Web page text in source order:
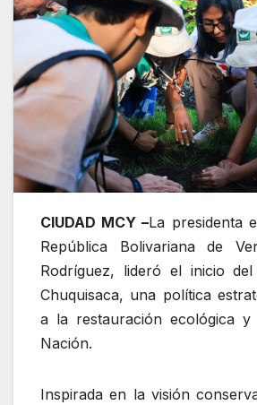
CIUDAD MCY –La presidenta
República Bolivariana de
Rodríguez, lideró el inicio
Chuquisaca, una política
a la restauración ecológica y
Nación.
Inspirada en la visión